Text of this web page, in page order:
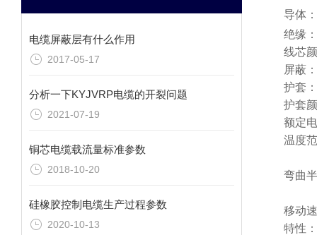
电缆屏蔽层有什么作用
2017-05-17
分析一下KYJVRP电缆的开裂问题
2021-07-19
铜芯电缆载流量标准参数
2018-10-20
硅橡胶控制电缆生产过程参数
2020-10-13
导体
绝缘
线芯
屏蔽
护套
护套
额定
温度
弯曲
移动
特性